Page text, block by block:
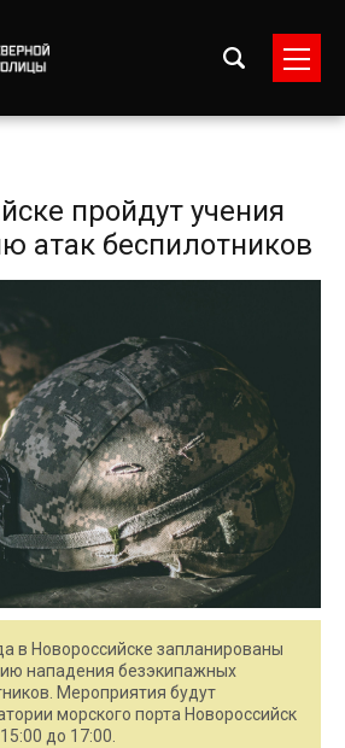
пройдут учения
атак беспилотников
в Новороссийске запланированы
нападения безэкипажных
Мероприятия будут
морского порта Новороссийск
до 17:00.